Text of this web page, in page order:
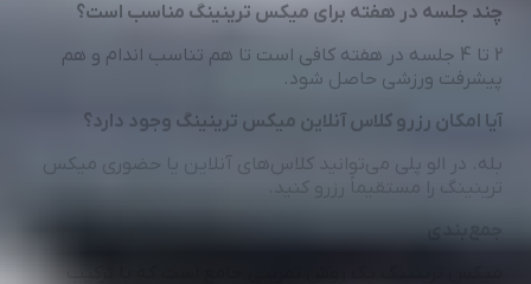
چند جلسه در هفته برای میکس ترینینگ مناسب است؟
2 تا 4 جلسه در هفته کافی است تا هم تناسب اندام و هم
پیشرفت ورزشی حاصل شود.
آیا امکان رزرو کلاس آنلاین میکس ترینینگ وجود دارد؟
بله. در الو پلی می‌توانید کلاس‌های آنلاین یا حضوری میکس
ترینینگ را مستقیماً رزرو کنید.
جمع‌بندی